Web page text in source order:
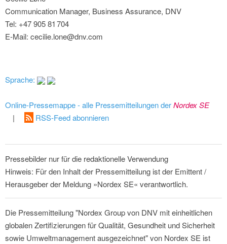
Communication Manager, Business Assurance, DNV
Tel: +47 905 81 704
E-Mail: cecilie.lone@dnv.com
Sprache:
Online-Pressemappe - alle Pressemitteilungen derNordex SE
|
RSS-Feed abonnieren
Pressebilder nur für die redaktionelle Verwendung
Hinweis: Für den Inhalt der Pressemitteilung ist der Emittent /
Herausgeber der Meldung »Nordex SE« verantwortlich.
Die Pressemitteilung "Nordex Group von DNV mit einheitlichen
globalen Zertifizierungen für Qualität, Gesundheit und Sicherheit
sowie Umweltmanagement ausgezeichnet" von Nordex SE ist